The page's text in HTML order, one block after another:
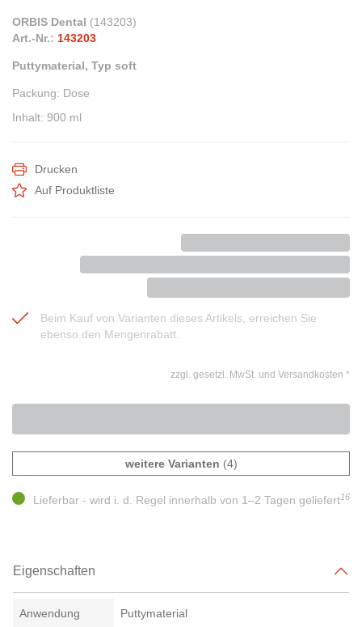
Beim Kauf von Varianten dieses Artikels, erreichen Sie
ebenso den Mengenrabatt.
ORBIS Dental (143203)
Art.-Nr.: 143203
Puttymaterial, Typ soft
Packung: Dose
Inhalt: 900 ml
Drucken
Auf Produktliste
zzgl. gesetzl. MwSt. und Versandkosten *
weitere Varianten (4)
Lieferbar - wird i. d. Regel innerhalb von 1–2 Tagen geliefert16
Eigenschaften
Anwendung Puttymaterial